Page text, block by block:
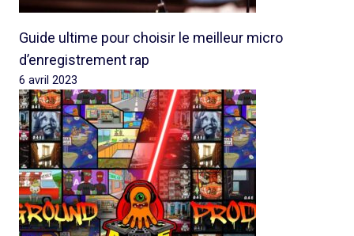
Guide ultime pour choisir le meilleur micro
d’enregistrement rap
6 avril 2023